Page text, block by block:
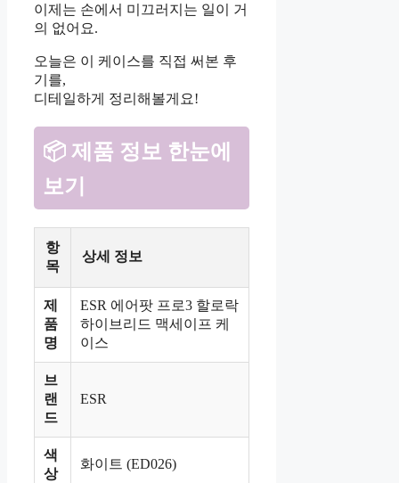
이제는 손에서 미끄러지는 일이 거
의 없어요.
오늘은 이 케이스를 직접 써본 후
기를,
디테일하게 정리해볼게요!
📦 제품 정보 한눈에
보기
항
목
상세 정보
제
품
명
ESR 에어팟 프로3 할로락
하이브리드 맥세이프 케
이스
브
랜
드
ESR
색
상
화이트 (ED026)